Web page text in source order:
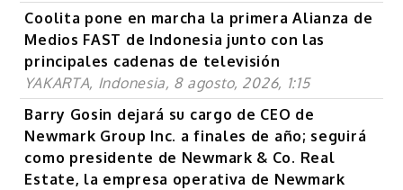
Coolita pone en marcha la primera Alianza de
Medios FAST de Indonesia junto con las
principales cadenas de televisión
YAKARTA, Indonesia, 8 agosto, 2026, 1:15
Barry Gosin dejará su cargo de CEO de
Newmark Group Inc. a finales de año; seguirá
como presidente de Newmark & Co. Real
Estate, la empresa operativa de Newmark